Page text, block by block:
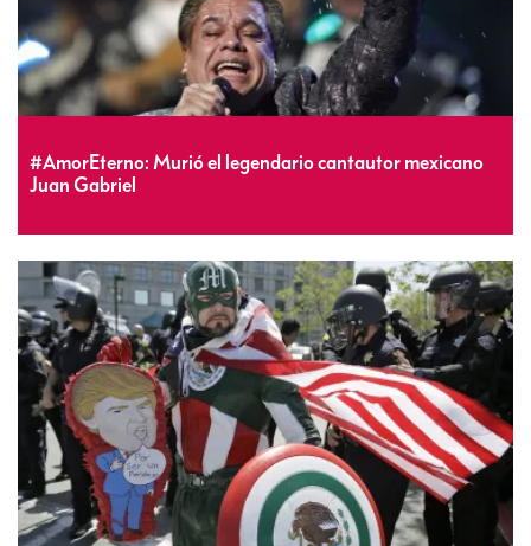
#AmorEterno: Murió el legendario cantautor mexicano
Juan Gabriel